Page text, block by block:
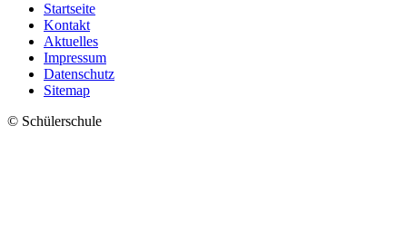
Startseite
Kontakt
Aktuelles
Impressum
Datenschutz
Sitemap
© Schülerschule